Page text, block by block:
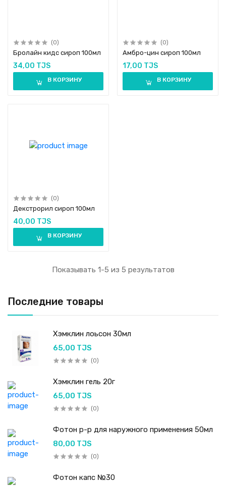
Последние товары
Хэмклин лоьсон 30мл
65,00 TJS
(0)
Хэмклин гель 20г
65,00 TJS
(0)
Фотон р-р для наружного применения 50мл
80,00 TJS
(0)
Фотон капс №30
(0)
Бролайн кидс сироп 100мл
34,00 TJS
В КОРЗИНУ
(0)
Амбро-цин сироп 100мл
17,00 TJS
В КОРЗИНУ
(0)
Декстрорил сироп 100мл
40,00 TJS
В КОРЗИНУ
Показывать 1-5 из 5 результатов